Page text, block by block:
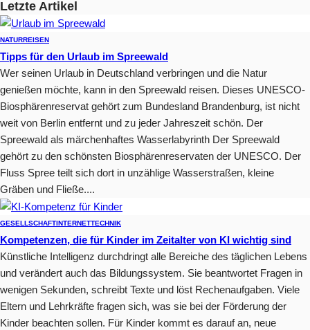
Letzte Artikel
NATURREISEN
Tipps für den Urlaub im Spreewald
Wer seinen Urlaub in Deutschland verbringen und die Natur
genießen möchte, kann in den Spreewald reisen. Dieses UNESCO-
Biosphärenreservat gehört zum Bundesland Brandenburg, ist nicht
weit von Berlin entfernt und zu jeder Jahreszeit schön. Der
Spreewald als märchenhaftes Wasserlabyrinth Der Spreewald
gehört zu den schönsten Biosphärenreservaten der UNESCO. Der
Fluss Spree teilt sich dort in unzählige Wasserstraßen, kleine
Gräben und Fließe....
GESELLSCHAFT INTERNETTECHNIK
Kompetenzen, die für Kinder im Zeitalter von KI wichtig sind
Künstliche Intelligenz durchdringt alle Bereiche des täglichen Lebens
und verändert auch das Bildungssystem. Sie beantwortet Fragen in
wenigen Sekunden, schreibt Texte und löst Rechenaufgaben. Viele
Eltern und Lehrkräfte fragen sich, was sie bei der Förderung der
Kinder beachten sollen. Für Kinder kommt es darauf an, neue